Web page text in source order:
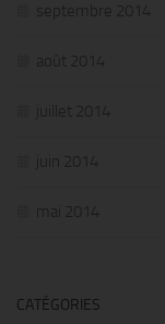
septembre 2014
août 2014
juillet 2014
juin 2014
mai 2014
CATÉGORIES